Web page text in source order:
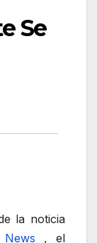
Se
la noticia
News , el